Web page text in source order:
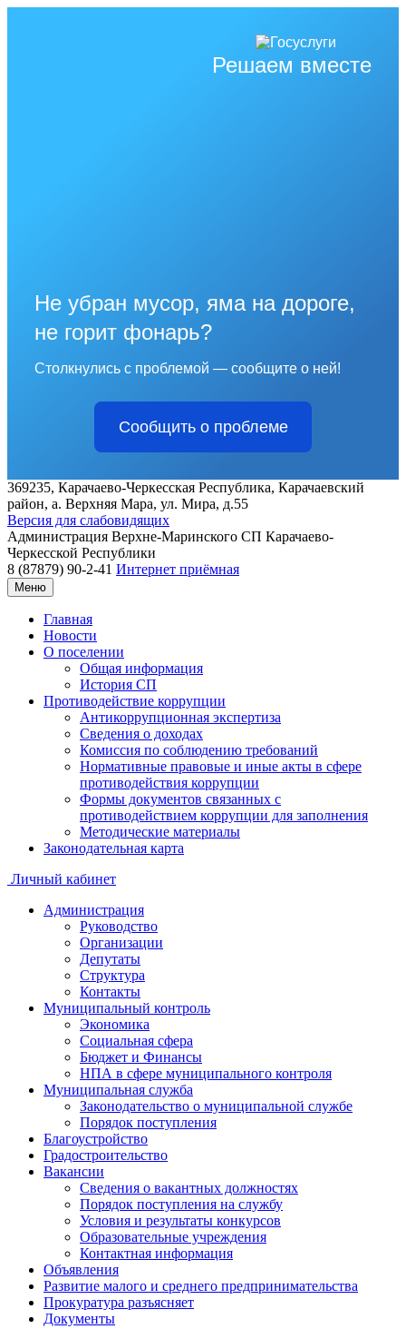
Решаем вместе
Не убран мусор, яма на дороге,
не горит фонарь?
Столкнулись с проблемой — сообщите о ней!
Сообщить о проблеме
369235, Карачаево-Черкесская Республика, Карачаевский
район, а. Верхняя Мара, ул. Мира, д.55
Версия для слабовидящих
Администрация Верхне-Маринского СП Карачаево-
Черкесской Республики
8 (87879) 90-2-41 Интернет приёмная
Меню
Главная
Новости
О поселении
Общая информация
История СП
Противодействие коррупции
Антикоррупционная экспертиза
Сведения о доходах
Комиссия по соблюдению требований
Нормативные правовые и иные акты в сфере
противодействия коррупции
Формы документов связанных с
противодействием коррупции для заполнения
Методические материалы
Законодательная карта
Личный кабинет
Администрация
Руководство
Организации
Депутаты
Структура
Контакты
Муниципальный контроль
Экономика
Социальная сфера
Бюджет и Финансы
НПА в сфере муниципального контроля
Муниципальная служба
Законодательство о муниципальной службе
Порядок поступления
Благоустройство
Градостроительство
Вакансии
Сведения о вакантных должностях
Порядок поступления на службу
Условия и результаты конкурсов
Образовательные учреждения
Контактная информация
Объявления
Развитие малого и среднего предпринимательства
Прокуратура разъясняет
Документы